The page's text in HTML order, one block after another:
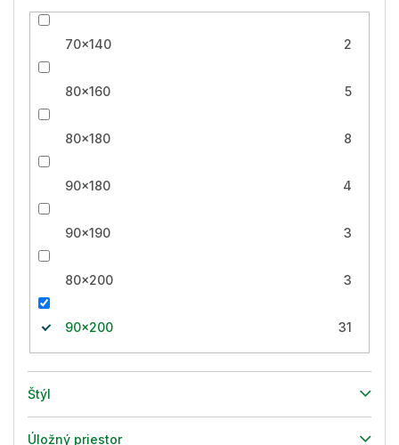
70x140 2
80x160 5
80x180 8
90x180 4
90x190 3
80x200 3
90x200 31
Štýl
Úložný priestor